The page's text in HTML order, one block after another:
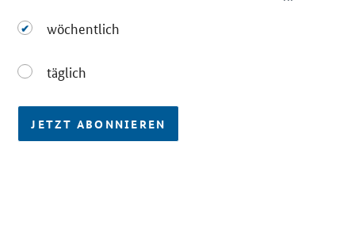
wöchentlich
wöchentlich
täglich
täglich
JETZT ABONNIEREN